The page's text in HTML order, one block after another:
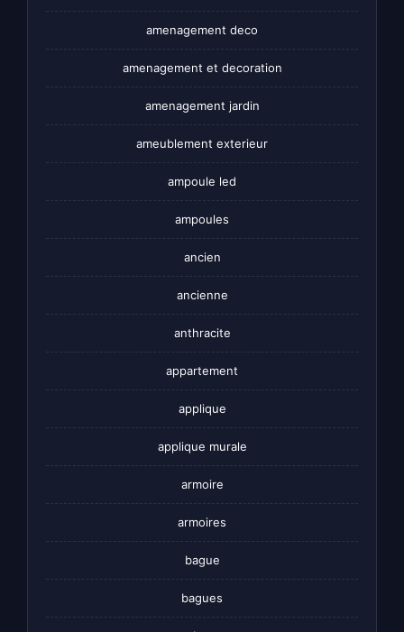
amenagement deco
amenagement et decoration
amenagement jardin
ameublement exterieur
ampoule led
ampoules
ancien
ancienne
anthracite
appartement
applique
applique murale
armoire
armoires
bague
bagues